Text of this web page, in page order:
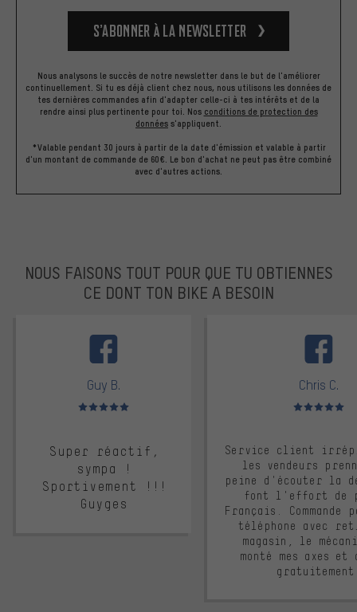
S’abonner à la newsletter
Nous analysons le succès de notre newsletter dans le but de l'améliorer
continuellement. Si tu es déjà client chez nous, nous utilisons les données de
tes dernières commandes afin d'adapter celle-ci à tes intérêts et de la
rendre ainsi plus pertinente pour toi. Nos conditions de protection des
données s'appliquent.
*Valable pendant 30 jours à partir de la date d'émission et valable à partir
d'un montant de commande de 60€. Le bon d'achat ne peut pas être combiné
avec d'autres actions.
NOUS FAISONS TOUT POUR QUE TU OBTIENNES
CE DONT TON BIKE A BESOIN
Guy B.
Note moyenne : 5 sur 5
Super réactif,
sympa !
Sportivement !!!
Guyges
Chris C.
Note moyenne :
Service client
les vendeurs
peine d'écouter la
font l'effort de
Français. Commande
téléphone avec
magasin, le
monté mes axes et